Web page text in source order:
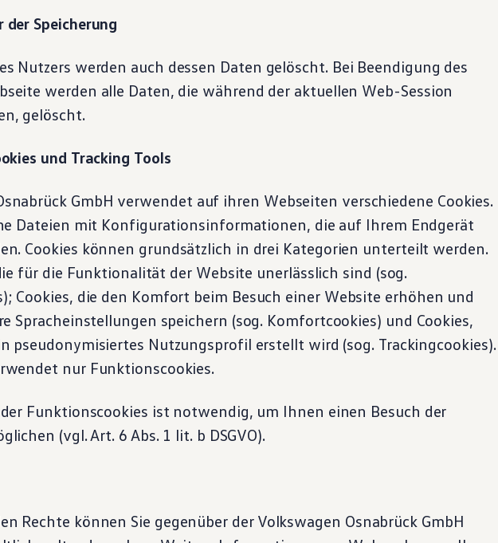
der Speicherung
Nutzers werden auch dessen Daten gelöscht. Bei Beendigung des
werden alle Daten, die während der aktuellen Web-Session
gelöscht.
und Tracking Tools
GmbH verwendet auf ihren Webseiten verschiedene Cookies.
Dateien mit Konfigurationsinformationen, die auf Ihrem Endgerät
Cookies können grundsätzlich in drei Kategorien unterteilt werden.
für die Funktionalität der Website unerlässlich sind (sog.
Cookies, die den Komfort beim Besuch einer Website erhöhen und
Spracheinstellungen speichern (sog. Komfortcookies) und Cookies,
pseudonymisiertes Nutzungsprofil erstellt wird (sog. Trackingcookies).
nur Funktionscookies.
Funktionscookies ist notwendig, um Ihnen einen Besuch der
(vgl. Art. 6 Abs. 1 lit. b DSGVO).
Rechte können Sie gegenüber der Volkswagen Osnabrück GmbH